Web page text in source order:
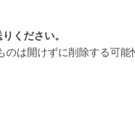
ください。
は開けずに削除する可能